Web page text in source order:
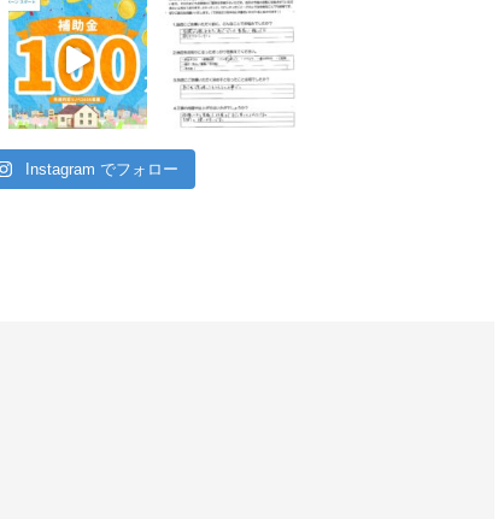
Instagram でフォロー